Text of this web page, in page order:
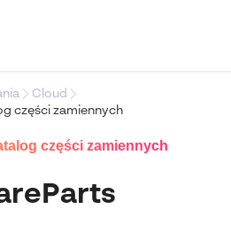
Cloud
części zamiennych
części zamiennych